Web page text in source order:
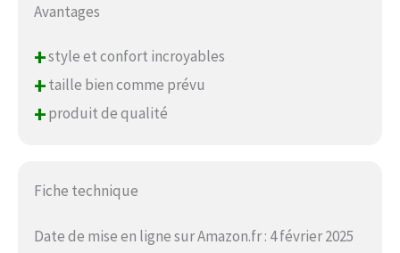
Avantages
+style et confort incroyables
+taille bien comme prévu
+produit de qualité
Fiche technique
Date de mise en ligne sur Amazon.fr : 4 février 2025